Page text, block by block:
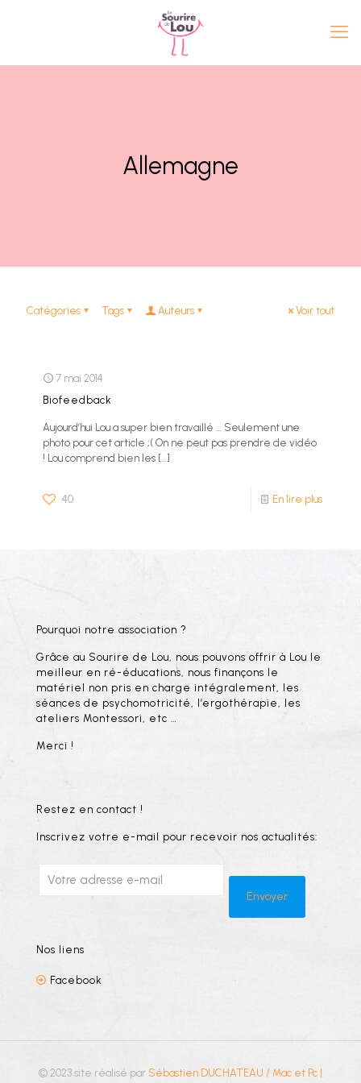
Allemagne
Catégories Tags Auteurs Voir tout
7 mai 2014
Biofeedback
Aujourd’hui Lou a super bien travaillé … Seulement une
photo pour cet article ;( On ne peut pas prendre de vidéo
! Lou comprend bien les […]
40 En lire plus
Pourquoi notre association ?
Grâce au Sourire de Lou, nous pouvons offrir à Lou le
meilleur en ré-éducations, nous finançons le
matériel non pris en charge intégralement, les
séances de psychomotricité, l’ergothérapie, les
ateliers Montessori, etc …
Merci !
Restez en contact !
Inscrivez votre e-mail pour recevoir nos actualités:
Nos liens
Facebook
© 2023 site réalisé par Sébastien DUCHATEAU / Mac et Pc